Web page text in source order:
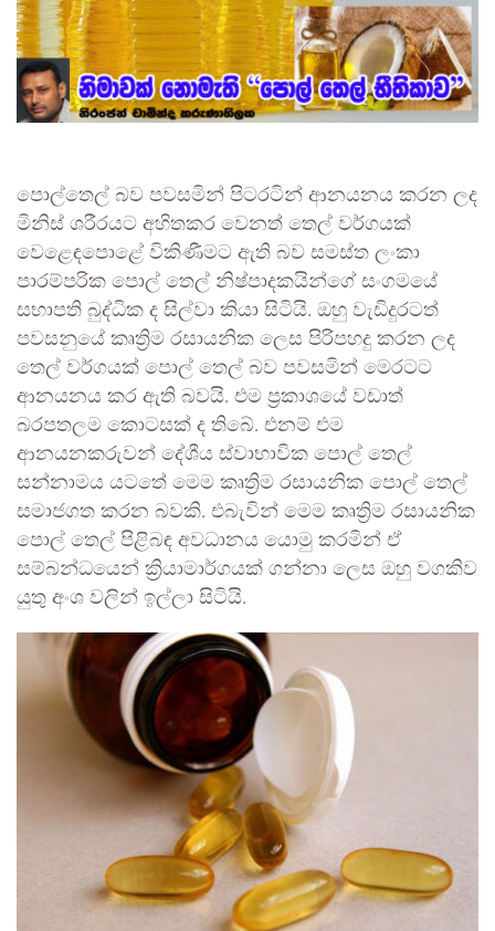
පොල්තෙල් බව පවසමින් පිටරටින් ආනයනය කරන ලද
මිනිස් ශරීරයට අහිතකර වෙනත් තෙල් වර්ගයක්
වෙළෙඳපොළේ විකිණීමට ඇති බව සමස්ත ලංකා
පාරම්පරික පොල් තෙල් නිෂ්පාදකයින්ගේ සංගමයේ
සභාපති බුද්ධික ද සිල්වා කියා සිටියි. ඔහු වැඩිදුරටත්
පවසනුයේ කෘත්‍රිම රසායනික ලෙස පිරිපහදු කරන ලද
තෙල් වර්ගයක් පොල් තෙල් බව පවසමින් මෙරටට
ආනයනය කර ඇති බවයි. එම ප්‍රකාශයේ වඩාත්
බරපතලම කොටසක් ද තිබේ. එනම් එම
ආනයනකරුවන් දේශීය ස්වාභාවික පොල් තෙල්
සන්නාමය යටතේ මෙම කෘත්‍රිම රසායනික පොල් තෙල්
සමාජගත කරන බවකි. එබැවින් මෙම කෘත්‍රිම රසායනික
පොල් තෙල් පිළිබඳ අවධානය යොමු කරමින් ඒ
සම්බන්ධයෙන් ක්‍රියාමාර්ගයක් ගන්නා ලෙස ඔහු වගකිව
යුතු අංශ වලින් ඉල්ලා සිටියි.